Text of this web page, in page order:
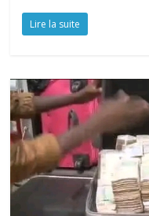
Lire la suite